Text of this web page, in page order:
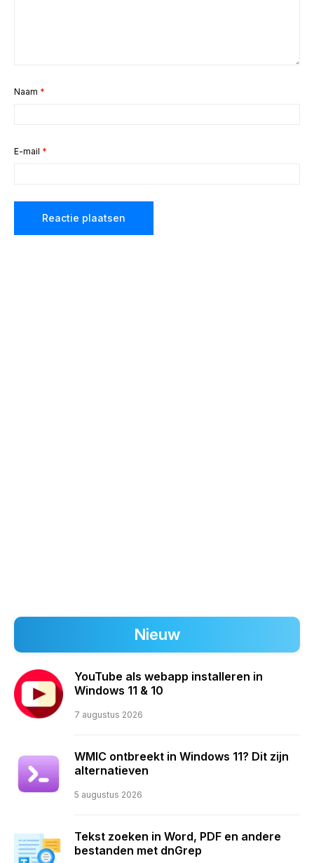
Naam *
E-mail *
Nieuw
YouTube als webapp installeren in
Windows 11 & 10
7 augustus 2026
WMIC ontbreekt in Windows 11? Dit zijn
alternatieven
5 augustus 2026
Tekst zoeken in Word, PDF en andere
bestanden met dnGrep